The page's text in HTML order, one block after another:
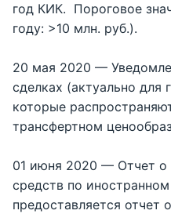
год КИК. Пороговое
году: >10 млн. руб.).
20 мая 2020 —
сделках (актуально для
которые
трансфертном
01 июня 2020 — Отчет
средств по
предоставляется